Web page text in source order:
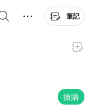
筆記
搶購